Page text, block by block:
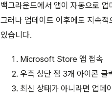
백그라운드에서 앱이 자동으로
그러나 업데이트 이후에도 지속
있습니다.
Microsoft Store 앱 접속
우측 상단 점 3개 아이콘 클
최신 상태가 아니라면 업데